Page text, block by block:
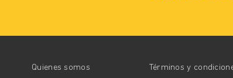
Quienes somos Términos y